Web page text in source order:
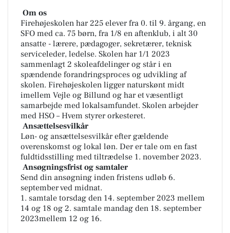
Om os
Firehøjeskolen har 225 elever fra 0. til 9. årgang, en
SFO med ca. 75 børn, fra 1/8 en aftenklub, i alt 30
ansatte - lærere, pædagoger, sekretærer, teknisk
serviceleder, ledelse. Skolen har 1/1 2023
sammenlagt 2 skoleafdelinger og står i en
spændende forandringsproces og udvikling af
skolen. Firehøjeskolen ligger naturskønt midt
imellem Vejle og Billund og har et væsentligt
samarbejde med lokalsamfundet. Skolen arbejder
med HSO – Hvem styrer orkesteret.
Ansættelsesvilkår
Løn- og ansættelsesvilkår efter gældende
overenskomst og lokal løn. Der er tale om en fast
fuldtidsstilling med tiltrædelse 1. november 2023.
Ansøgningsfrist og samtaler
Send din ansøgning inden fristens udløb 6.
september ved midnat.
1. samtale torsdag den 14. september 2023 mellem
14 og 18 og 2. samtale mandag den 18. september
2023mellem 12 og 16.